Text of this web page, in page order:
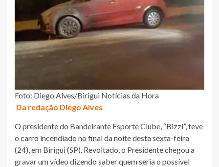
Foto: Diego Alves/Birigui Notícias da Hora
Da redação Diego Alves
O presidente do Bandeirante Esporte Clube, “Bizzi”, teve
o carro incendiado no final da noite desta sexta-feira
(24), em Birigui (SP). Revoltado, o Presidente chegou a
gravar um vídeo dizendo saber quem seria o possível